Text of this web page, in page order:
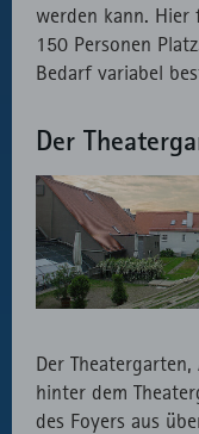
werden kann. Hier
150 Personen
Bedarf variabel
Der
Der
hinter dem
des Foyers aus